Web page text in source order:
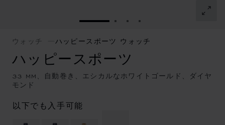
スライドに移動 1
スライドに移動 2
スライドに移動 3
スライドに移動 4
ウォッチ ハッピースポーツ ウォッチ
ハッピースポーツ
33 MM、自動巻き、エシカルなホワイトゴールド、ダイヤ
モンド
以下でも入手可能